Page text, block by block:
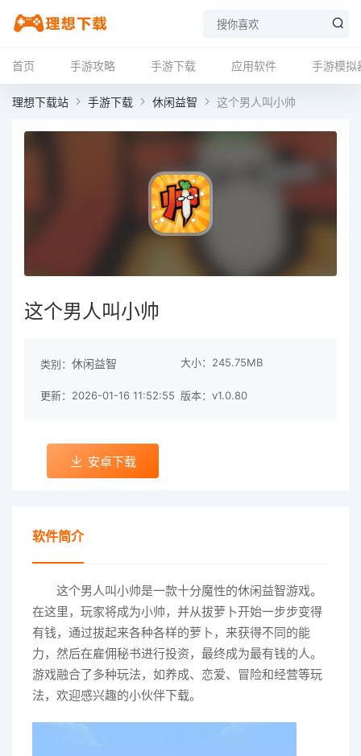
首页 手游攻略 手游下载 应用软件 手游模拟
理想下载站 手游下载 休闲益智 这个男人叫小帅
这个男人叫小帅
类别： 休闲益智 大小：245.75MB
更新：2026-01-16 11:52:55 版本：v1.0.80
安卓下载
软件简介
这个男人叫小帅是一款十分魔性的休闲益智游戏。
在这里，玩家将成为小帅，并从拔萝卜开始一步步变得
有钱，通过拔起来各种各样的萝卜，来获得不同的能
力，然后在雇佣秘书进行投资，最终成为最有钱的人。
游戏融合了多种玩法，如养成、恋爱、冒险和经营等玩
法，欢迎感兴趣的小伙伴下载。